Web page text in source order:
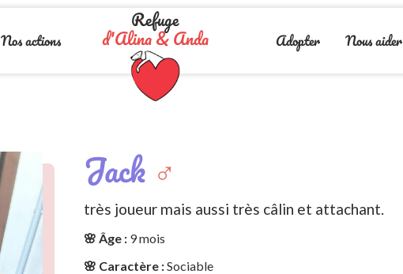
Refuge
d'Alina & Anda
Nos actions Adopter Nous aider
Jack ♂️
très joueur mais aussi très câlin et attachant.
🌸 Âge :9 mois
🌸 Caractère :Sociable